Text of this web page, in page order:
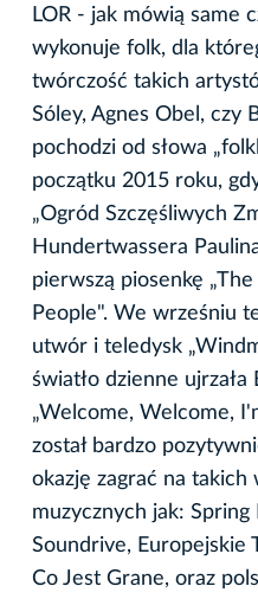
LOR - jak mówią same
wykonuje folk, dla
twórczość takich
Sóley, Agnes Obel, czy
pochodzi od słowa
początku 2015 roku,
„Ogród Szczęśliwych
Hundertwassera
pierwszą piosenkę
People". We wrześniu
utwór i teledysk
światło dzienne ujrzała
„Welcome, Welcome,
został bardzo
okazję zagrać na takich
muzycznych jak: Spring
Soundrive, Europejskie
Co Jest Grane, oraz